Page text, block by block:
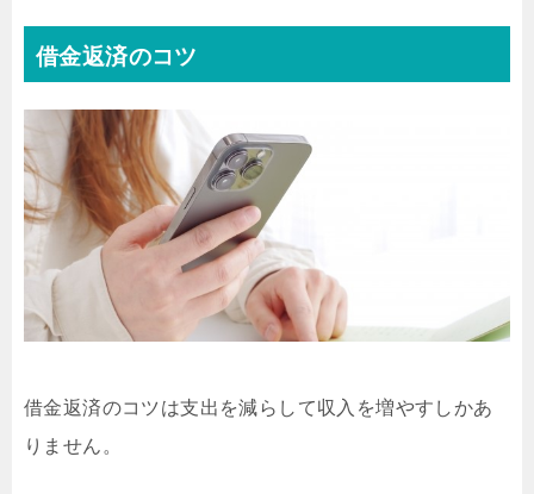
借金返済のコツ
借金返済のコツは支出を減らして収入を増やすしかあ
りません。